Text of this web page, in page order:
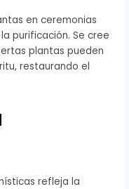
en ceremonias
purificación. Se cree
plantas pueden
restaurando el
refleja la